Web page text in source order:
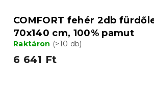
COMFORT fehér 2db
70x140 cm, 100% pamut
Raktáron (>10 db)
6 641 Ft